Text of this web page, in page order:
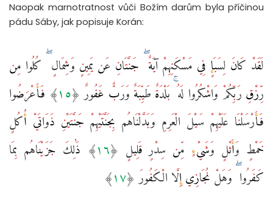
Naopak marnotratnost vůči Božím darům byla příčinou
pádu Sáby, jak popisuje Korán:
لَقَدْ كَانَ لِسَبَإٍ فِي مَسْكَنِهِمْ آيَةٌ ۖ جَنَّتَانِ عَن يَمِينٍ وَشِمَالٍ ۖ كُلُوا مِن
رِّزْقِ رَبِّكُمْ وَاشْكُرُوا لَهُ ۚ بَلْدَةٌ طَيِّبَةٌ وَرَبٌّ غَفُورٌ ‎﴿١٥﴾‏ فَأَعْرَضُوا
فَأَرْسَلْنَا عَلَيْهِمْ سَيْلَ الْعَرِمِ وَبَدَّلْنَاهُم بِجَنَّتَيْهِمْ جَنَّتَيْنِ ذَوَاتَيْ أُكُلٍ
خَمْطٍ وَأَثْلٍ وَشَيْءٍ مِّن سِدْرٍ قَلِيلٍ ‎﴿١٦﴾‏ ذَٰلِكَ جَزَيْنَاهُم بِمَا
كَفَرُوا ۖ وَهَلْ نُجَازِي إِلَّا الْكَفُورَ ‎﴿١٧﴾‏